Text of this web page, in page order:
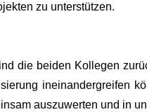
zu unterstützen.
die beiden Kollegen
ineinandergreifen
auszuwerten und in